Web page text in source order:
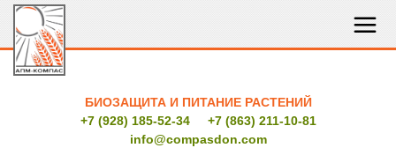
БИОЗАЩИТА И ПИТАНИЕ РАСТЕНИЙ
+7 (928) 185-52-34
+7 (863) 211-10-81
info@compasdon.com